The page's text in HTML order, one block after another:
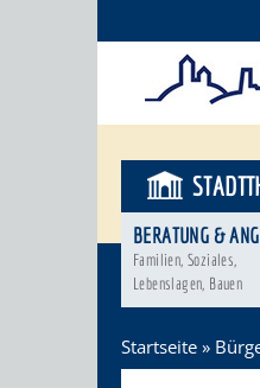
BERATUNG &
Familien, Soziales,
Lebenslagen, Bauen
Startseite »